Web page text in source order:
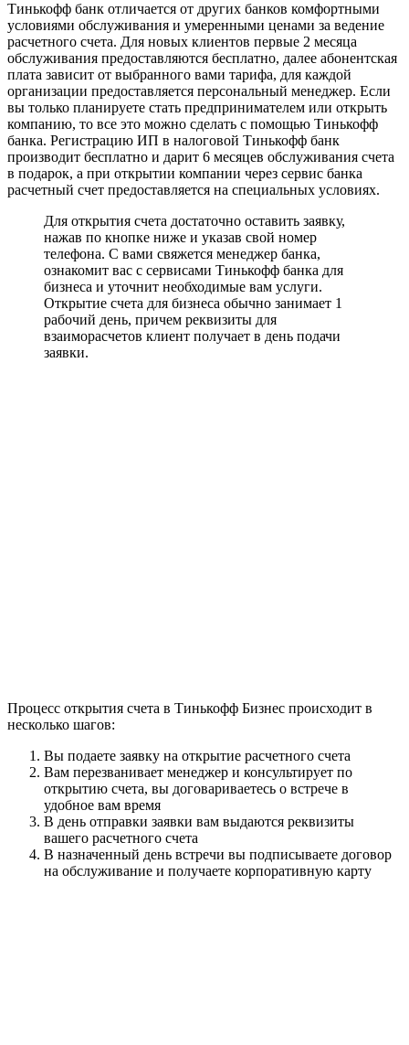
Тинькофф банк отличается от других банков комфортными
условиями обслуживания и умеренными ценами за ведение
расчетного счета. Для новых клиентов первые 2 месяца
обслуживания предоставляются бесплатно, далее абонентская
плата зависит от выбранного вами тарифа, для каждой
организации предоставляется персональный менеджер. Если
вы только планируете стать предпринимателем или открыть
компанию, то все это можно сделать с помощью Тинькофф
банка. Регистрацию ИП в налоговой Тинькофф банк
производит бесплатно и дарит 6 месяцев обслуживания счета
в подарок, а при открытии компании через сервис банка
расчетный счет предоставляется на специальных условиях.
Для открытия счета достаточно оставить заявку,
нажав по кнопке ниже и указав свой номер
телефона. С вами свяжется менеджер банка,
ознакомит вас с сервисами Тинькофф банка для
бизнеса и уточнит необходимые вам услуги.
Открытие счета для бизнеса обычно занимает 1
рабочий день, причем реквизиты для
взаиморасчетов клиент получает в день подачи
заявки.
Процесс открытия счета в Тинькофф Бизнес происходит в
несколько шагов:
Вы подаете заявку на открытие расчетного счета
Вам перезванивает менеджер и консультирует по
открытию счета, вы договариваетесь о встрече в
удобное вам время
В день отправки заявки вам выдаются реквизиты
вашего расчетного счета
В назначенный день встречи вы подписываете договор
на обслуживание и получаете корпоративную карту